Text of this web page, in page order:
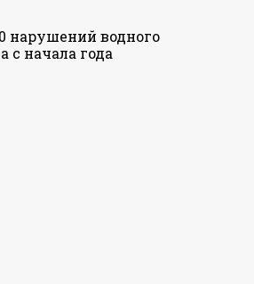
нарушений водного
с начала года